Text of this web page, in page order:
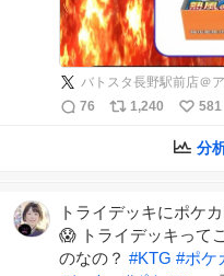
バトスタ長野駅前店＠
76
1,240 581
分
トライデッキにポケ
😱 トライデッキって
のなの？ #KTG #ポケ